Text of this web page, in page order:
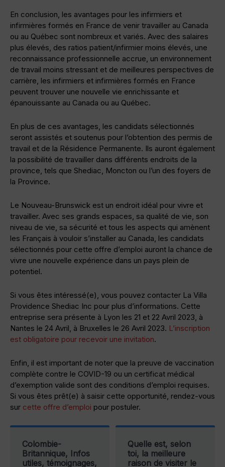
En conclusion, les avantages pour les infirmiers et
infirmières formés en France de venir travailler au Canada
ou au Québec sont nombreux et variés. Avec des salaires
plus élevés, des ratios patient/infirmier moins élevés, une
reconnaissance professionnelle accrue, un environnement
de travail moins stressant et de meilleures perspectives de
carrière, les infirmiers et infirmières formés en France
peuvent trouver une nouvelle vie enrichissante et
épanouissante au Canada ou au Québec.
En plus de ces avantages, les candidats sélectionnés
seront assistés et soutenus pour l’obtention des permis de
travail et de la Résidence Permanente. Ils auront également
la possibilité de travailler dans différents endroits de la
province, tels que Shediac, Moncton ou l’un des foyers de
la Province.
Le Nouveau-Brunswick est un endroit idéal pour vivre et
travailler. Avec ses grands espaces, sa qualité de vie, son
niveau de vie, sa sécurité et tous les aspects qui amènent
les Français à vouloir s’installer au Canada, les candidats
sélectionnés pour cette offre d’emploi auront la chance de
vivre une nouvelle expérience dans un pays plein de
potentiel.
Si vous êtes intéressé(e), vous pouvez contacter La Villa
Providence Shediac Inc pour plus d’informations. Cette
entreprise sera présente à Lyon les 21 et 22 Avril 2023, à
Nantes le 24 Avril, à Bruxelles le 26 Avril 2023. L’inscription
est obligatoire pour recevoir une invitation.
Enfin, il est important de noter que la preuve de vaccination
complète contre le COVID-19 ou un certificat médical
d’exemption valide sont des conditions d’emploi requises.
Si vous êtes prêt(e) à saisir cette opportunité, rendez-vous
sur cette offre d’emploi pour postuler.
Colombie-
Britannique, Infos
utiles, témoignages,
Quelle est, selon
toi, la meilleure
raison de visiter le